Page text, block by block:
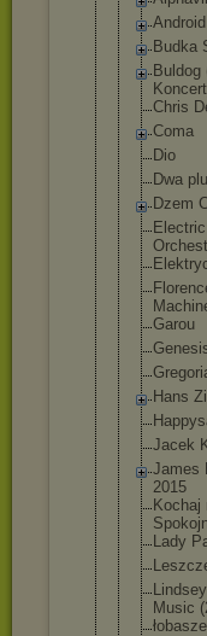
Android
Budka
Buldog
Chris
Coma
Dio
Dwa
Dzem
Garou
Hans
Jacek
James
2015
Kochaj
Lady
Music